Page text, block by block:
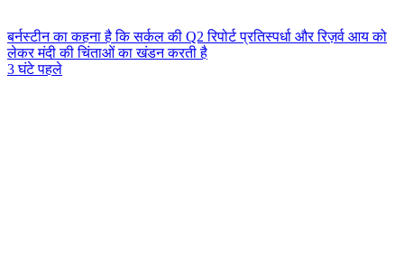
बर्नस्टीन का कहना है कि सर्कल की Q2 रिपोर्ट प्रतिस्पर्धा और रिज़र्व आय को
लेकर मंदी की चिंताओं का खंडन करती है
3 घंटे पहले